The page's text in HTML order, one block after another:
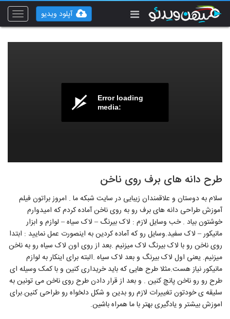
Toggle
آپلود ویدیو
Error loading
media:
طرح دانه های برف روی ناخن
سلام به دوستان و علاقمندان زیبایی در سایت شبکه ما . امروز براتون فیلم
آموزش طراحی دانه های برف رو به روی ناخن آماده کردم که امیدوارم
خوشتون بیاد . خب وسایل لازم : لاک بیرنگ – لاک سیاه – لوازم و ابزار
مانیکور – لاک سفید.وسایل رو که آماده کردین به اینصورت عمل نمایید : ابتدا
روی ناخن رو با لاک بیرنگ لاک میزنیم .بعد از روی اون لاک سیاه رو به ناخن
میزنیم. یعنی اول لاک بیرنگ و بعد لاک سیاه .البته برای اینکار به لوازم
مانیکور نیاز هست.مثلا طرح هایی که باید خریداری کنین و با کمک وسیله ای
طرح رو رو ناخن پانچ کنین . و بعد از قرار دادن طرح روی ناخن می تونین به
سلیقه ی خودتون تغییرات لازم رو بدین و شکل دلخواه رو طراحی کنین.برای
اموزش بیشتر و یادگیری بهتر با ما همراه باشین.